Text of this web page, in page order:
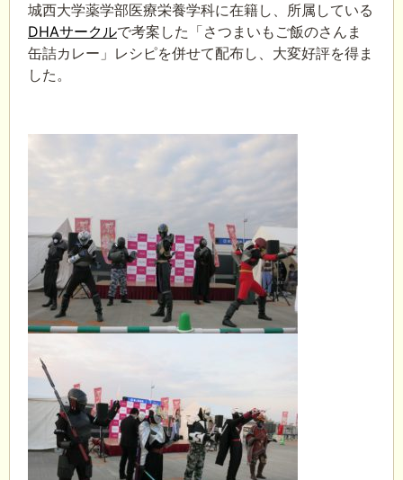
城西大学薬学部医療栄養学科に在籍し、所属している
DHAサークルで考案した「さつまいもご飯のさんま
缶詰カレー」レシピを併せて配布し、大変好評を得ま
した。